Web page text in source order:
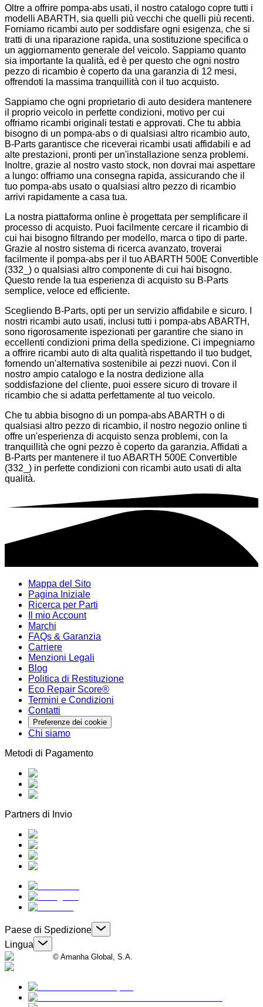
Oltre a offrire pompa-abs usati, il nostro catalogo copre tutti i
modelli ABARTH, sia quelli più vecchi che quelli più recenti.
Forniamo ricambi auto per soddisfare ogni esigenza, che si
tratti di una riparazione rapida, una sostituzione specifica o
un aggiornamento generale del veicolo. Sappiamo quanto
sia importante la qualità, ed è per questo che ogni nostro
pezzo di ricambio è coperto da una garanzia di 12 mesi,
offrendoti la massima tranquillità con il tuo acquisto.
Sappiamo che ogni proprietario di auto desidera mantenere
il proprio veicolo in perfette condizioni, motivo per cui
offriamo ricambi originali testati e approvati. Che tu abbia
bisogno di un pompa-abs o di qualsiasi altro ricambio auto,
B-Parts garantisce che riceverai ricambi usati affidabili e ad
alte prestazioni, pronti per un'installazione senza problemi.
Inoltre, grazie al nostro vasto stock, non dovrai mai aspettare
a lungo: offriamo una consegna rapida, assicurando che il
tuo pompa-abs usato o qualsiasi altro pezzo di ricambio
arrivi rapidamente a casa tua.
La nostra piattaforma online è progettata per semplificare il
processo di acquisto. Puoi facilmente cercare il ricambio di
cui hai bisogno filtrando per modello, marca o tipo di parte.
Grazie al nostro sistema di ricerca avanzato, troverai
facilmente il pompa-abs per il tuo ABARTH 500E Convertible
(332_) o qualsiasi altro componente di cui hai bisogno.
Questo rende la tua esperienza di acquisto su B-Parts
semplice, veloce ed efficiente.
Scegliendo B-Parts, opti per un servizio affidabile e sicuro. I
nostri ricambi auto usati, inclusi tutti i pompa-abs ABARTH,
sono rigorosamente ispezionati per garantire che siano in
eccellenti condizioni prima della spedizione. Ci impegniamo
a offrire ricambi auto di alta qualità rispettando il tuo budget,
fornendo un'alternativa sostenibile ai pezzi nuovi. Con il
nostro ampio catalogo e la nostra dedizione alla
soddisfazione del cliente, puoi essere sicuro di trovare il
ricambio che si adatta perfettamente al tuo veicolo.
Che tu abbia bisogno di un pompa-abs ABARTH o di
qualsiasi altro pezzo di ricambio, il nostro negozio online ti
offre un'esperienza di acquisto senza problemi, con la
tranquillità che ogni pezzo è coperto da garanzia. Affidati a
B-Parts per mantenere il tuo ABARTH 500E Convertible
(332_) in perfette condizioni con ricambi auto usati di alta
qualità.
Mappa del Sito
Pagina Iniziale
Ricerca per Parti
Il mio Account
Marchi
FAQs & Garanzia
Carriere
Menzioni Legali
Blog
Politica di Restituzione
Eco Repair Score®
Termini e Condizioni
Contatti
Preferenze dei cookie
Chi siamo
Metodi di Pagamento
Partners di Invio
Paese di Spedizione
Lingua
© Amanha Global, S.A.